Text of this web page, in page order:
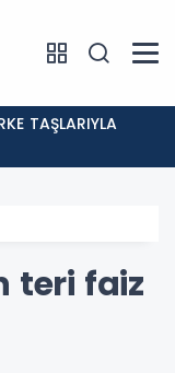
teri faiz